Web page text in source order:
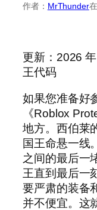
作者： MrThunder在
更新：2026
王代码
如果您准备好
《Roblox
地方。西伯莱
国王命悬一线
之间的最后一
王直到最后一
要严肃的装备
并不便宜。这